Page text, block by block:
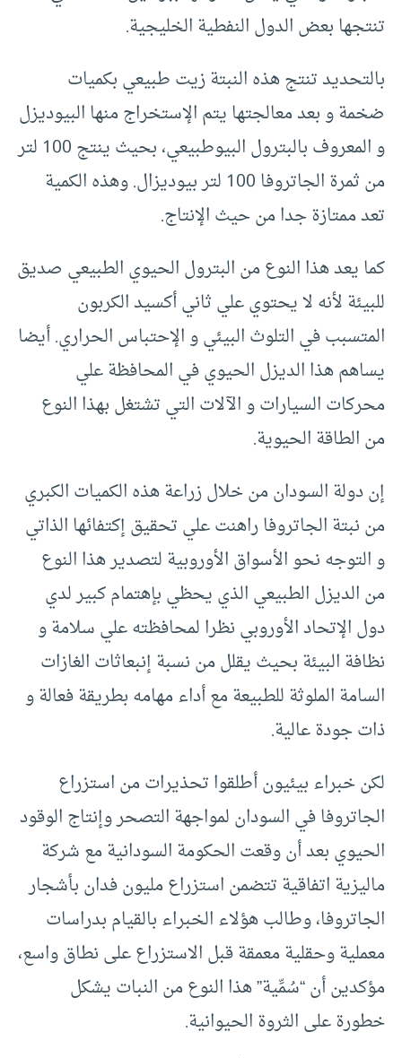
تنتجها بعض الدول النفطية الخليجية.
بالتحديد تنتج هذه النبتة زيت طبيعي بكميات
ضخمة و بعد معالجتها يتم الإستخراج منها البيوديزل
و المعروف بالبترول البيوطبيعي، بحيث ينتج 100 لتر
من ثمرة الجاتروفا 100 لتر بيوديزال. وهذه الكمية
تعد ممتازة جدا من حيث الإنتاج.
كما يعد هذا النوع من البترول الحيوي الطبيعي صديق
للبيئة لأنه لا يحتوي علي ثاني أكسيد الكربون
المتسبب في التلوث البيئي و الإحتباس الحراري. أيضا
يساهم هذا الديزل الحيوي في المحافظة علي
محركات السيارات و الآلات التي تشتغل بهذا النوع
من الطاقة الحيوية.
إن دولة السودان من خلال زراعة هذه الكميات الكبري
من نبتة الجاتروفا راهنت علي تحقيق إكتفائها الذاتي
و التوجه نحو الأسواق الأوروبية لتصدير هذا النوع
من الديزل الطبيعي الذي يحظي بإهتمام كبير لدي
دول الإتحاد الأوروبي نظرا لمحافظته علي سلامة و
نظافة البيئة بحيث يقلل من نسبة إنبعاثات الغازات
السامة الملوثة للطبيعة مع أداء مهامه بطريقة فعالة و
ذات جودة عالية.
لكن خبراء بيئيون أطلقوا تحذيرات من استزراع
الجاتروفا في السودان لمواجهة التصحر وإنتاج الوقود
الحيوي بعد أن وقعت الحكومة السودانية مع شركة
ماليزية اتفاقية تتضمن استزراع مليون فدان بأشجار
الجاتروفا، وطالب هؤلاء الخبراء بالقيام بدراسات
معملية وحقلية معمقة قبل الاستزراع على نطاق واسع،
مؤكدين أن “سُمِّية” هذا النوع من النبات يشكل
خطورة على الثروة الحيوانية.